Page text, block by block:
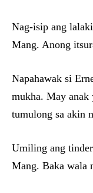
Nag-isip ang
Mang. Anong
Napahawak si
mukha. May anak
tumulong sa akin
Umiling ang
Mang. Baka wala